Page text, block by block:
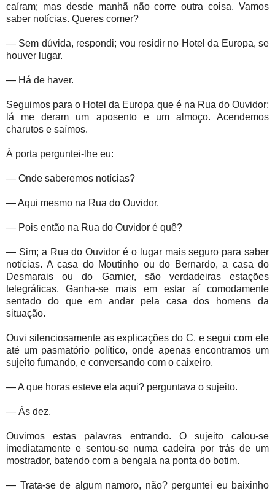
caíram; mas desde manhã não corre outra coisa. Vamos
saber notícias. Queres comer?
— Sem dúvida, respondi; vou residir no Hotel da Europa, se
houver lugar.
— Há de haver.
Seguimos para o Hotel da Europa que é na Rua do Ouvidor;
lá me deram um aposento e um almoço. Acendemos
charutos e saímos.
À porta perguntei-lhe eu:
— Onde saberemos notícias?
— Aqui mesmo na Rua do Ouvidor.
— Pois então na Rua do Ouvidor é quê?
— Sim; a Rua do Ouvidor é o lugar mais seguro para saber
notícias. A casa do Moutinho ou do Bernardo, a casa do
Desmarais ou do Garnier, são verdadeiras estações
telegráficas. Ganha-se mais em estar aí comodamente
sentado do que em andar pela casa dos homens da
situação.
Ouvi silenciosamente as explicações do C. e segui com ele
até um pasmatório político, onde apenas encontramos um
sujeito fumando, e conversando com o caixeiro.
— A que horas esteve ela aqui? perguntava o sujeito.
— Às dez.
Ouvimos estas palavras entrando. O sujeito calou-se
imediatamente e sentou-se numa cadeira por trás de um
mostrador, batendo com a bengala na ponta do botim.
— Trata-se de algum namoro, não? perguntei eu baixinho